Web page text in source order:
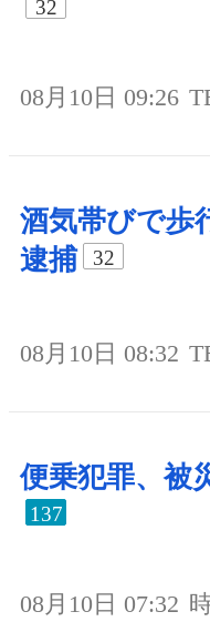
32
08月10日 09:26
酒気帯びで歩
逮捕
32
08月10日 08:32
便乗犯罪、被
137
08月10日 07:32